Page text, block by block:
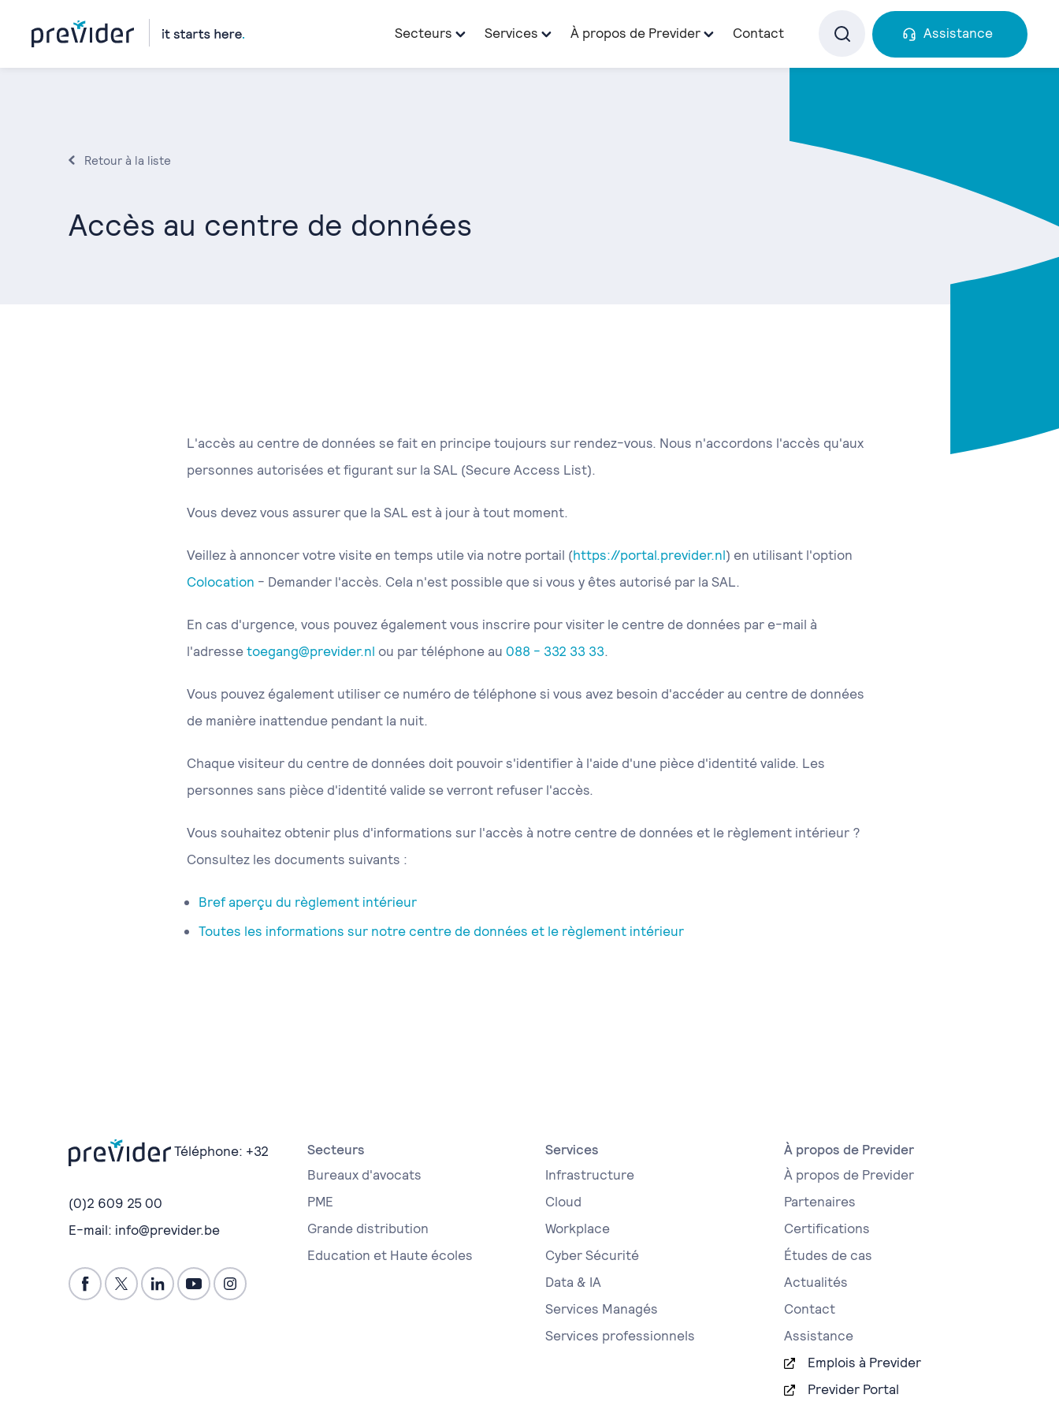
Secteurs Services À propos de Previder Contact Assistance
Retour à la liste
Accès au centre de données
L'accès au centre de données se fait en principe toujours sur rendez-vous. Nous n'accordons l'accès qu'aux
personnes autorisées et figurant sur la SAL (Secure Access List).
Vous devez vous assurer que la SAL est à jour à tout moment.
Veillez à annoncer votre visite en temps utile via notre portail (https://portal.previder.nl) en utilisant l'option
Colocation - Demander l'accès. Cela n'est possible que si vous y êtes autorisé par la SAL.
En cas d'urgence, vous pouvez également vous inscrire pour visiter le centre de données par e-mail à
l'adressetoegang@previder.nl ou par téléphone au 088 - 332 33 33.
Vous pouvez également utiliser ce numéro de téléphone si vous avez besoin d'accéder au centre de données
de manière inattendue pendant la nuit.
Chaque visiteur du centre de données doit pouvoir s'identifier à l'aide d'une pièce d'identité valide. Les
personnes sans pièce d'identité valide se verront refuser l'accès.
Vous souhaitez obtenir plus d'informations sur l'accès à notre centre de données et le règlement intérieur ?
Consultez les documents suivants :
Bref aperçu du règlement intérieur
Toutes les informations sur notre centre de données et le règlement intérieur
Téléphone: +32
(0)2 609 25 00
E-mail: info@previder.be
Secteurs
Bureaux d'avocats
PME
Grande distribution
Education et Haute écoles
Services
Infrastructure
Cloud
Workplace
Cyber Sécurité
Data & IA
Services Managés
Services professionnels
À propos de Previder
À propos de Previder
Partenaires
Certifications
Études de cas
Actualités
Contact
Assistance
Emplois à Previder
Previder Portal